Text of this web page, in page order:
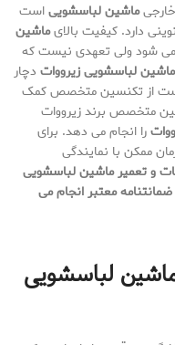
خارجیماشین لباسشوییاست
دارد. کیفیت بالایماشین
شود ولی تعهدی نیست که
ماشین لباسشویی زیرووات دچار
از تکنسین متخصص کمک
متخصص برند زیرووات
را انجام می دهد. برای
ممکن با نمایندگی
و تعمیر ماشین لباسشویی
معتبر انجام می
لباسشویی